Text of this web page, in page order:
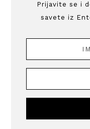
Prijavite se i
savete iz